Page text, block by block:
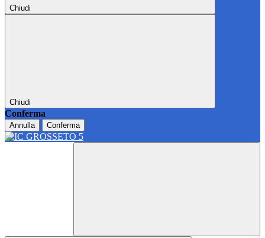
Chiudi
Chiudi
Conferma
Annulla Conferma